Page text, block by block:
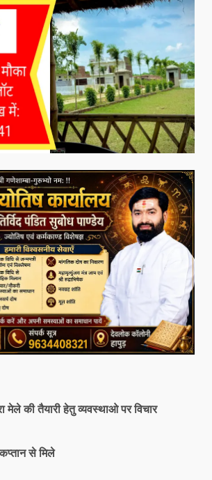
मेले की तैयारी हेतु व्यवस्थाओ पर विचार
से मिले